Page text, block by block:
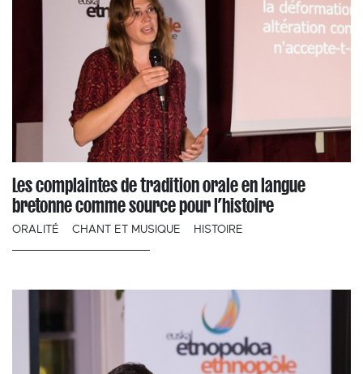
Les complaintes de tradition orale en langue
bretonne comme source pour l’histoire
ORALITÉ CHANT ET MUSIQUE HISTOIRE